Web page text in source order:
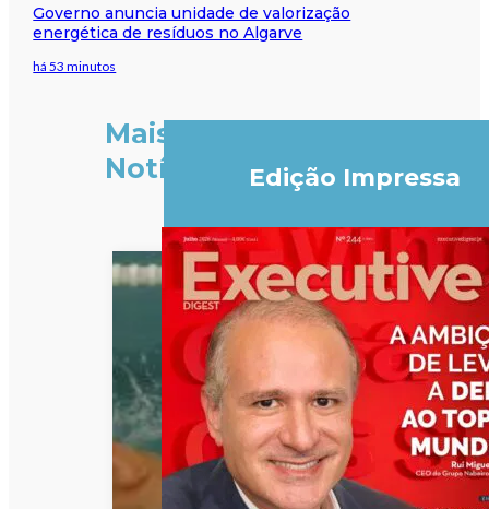
Governo anuncia unidade de valorização
energética de resíduos no Algarve
há 53 minutos
Mais
Notícias
Edição Impressa